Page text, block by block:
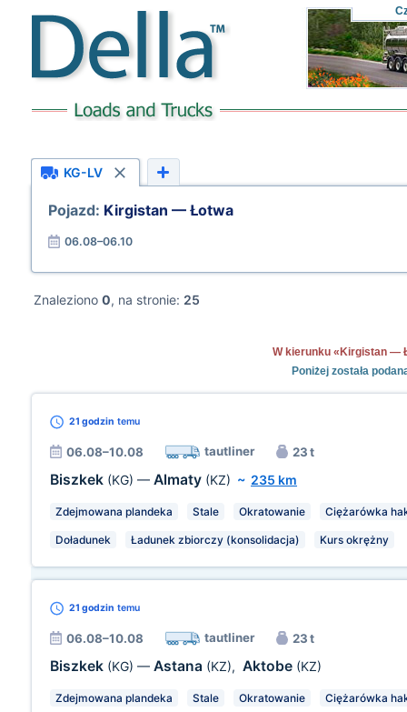
KG-LV
Pojazd: Kirgistan — Łotwa
06.08–06.10
Znaleziono 0, na stronie: 25
W kierunku «Kirgistan —
Poniżej została
21 godzin temu
06.08–10.08 tautliner 23 t
Biszkek (KG) — Almaty (KZ) ~ 235 km
Zdejmowana plandeka Stale Okratowanie Ciężarówka
Doładunek Ładunek zbiorczy (konsolidacja) Kurs okrężny
21 godzin temu
06.08–10.08 tautliner 23 t
Biszkek (KG) — Astana (KZ), Aktobe (KZ)
Zdejmowana plandeka Stale Okratowanie Ciężarówka